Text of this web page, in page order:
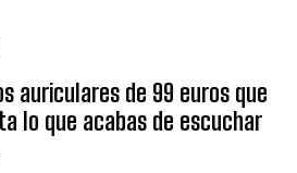
auriculares de 99 euros que
lo que acabas de escuchar